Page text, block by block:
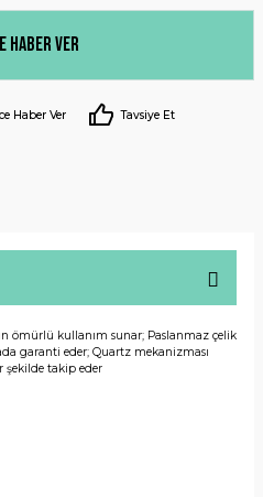
Haber Ver
Haber Ver Tavsiye Et
ömürlü kullanım sunar; Paslanmaz çelik
garanti eder; Quartz mekanizması
şekilde takip eder